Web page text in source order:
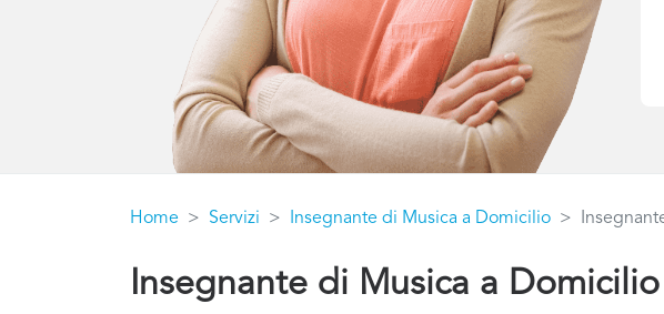
Home Servizi Insegnante di Musica a Domicilio
Insegnante di Musica a